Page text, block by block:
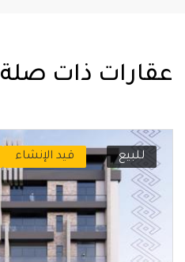
عقارات ذات صلة
للبيع قيد الإنشاء